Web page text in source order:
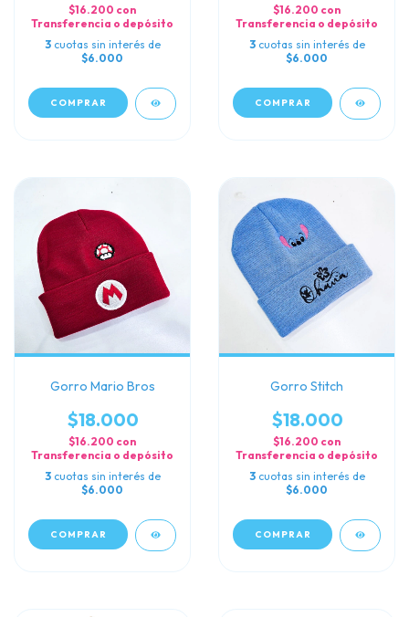
$16.200 con
Transferencia o depósito
3 cuotas sin interés de
$6.000
$16.200 con
Transferencia o depósito
3 cuotas sin interés de
$6.000
Gorro Mario Bros
$18.000
$16.200 con
Transferencia o depósito
3 cuotas sin interés de
$6.000
Gorro Stitch
$18.000
$16.200 con
Transferencia o depósito
3 cuotas sin interés de
$6.000